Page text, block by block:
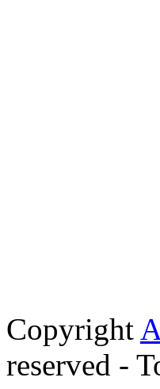
Copyright
reserved -